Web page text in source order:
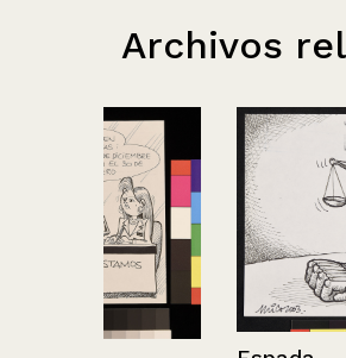
Archivos